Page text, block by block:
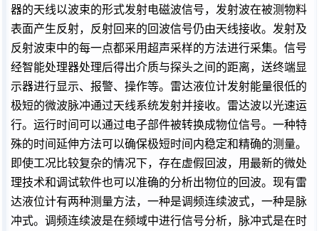
器的天线以波束的形式发射电磁波信号，发射波在被测物料
表面产生反射，反射回来的回波信号仍由天线接收。发射及
反射波束中的每一点都采用超声采样的方法进行采集。信号
经智能处理器处理后得出介质与探头之间的距离，送终端显
示器进行显示、报警、操作等。雷达液位计发射能量很低的
极短的微波脉冲通过天线系统发射并接收。雷达波以光速运
行。运行时间可以通过电子部件被转换成物位信号。一种特
殊的时间延伸方法可以确保极短时间内稳定和精确的测量。
即使工况比较复杂的情况下，存在虚假回波，用最新的微处
理技术和调试软件也可以准确的分析出物位的回波。现有雷
达液位计有两种测量方法，一种是调频连续波式，一种是脉
冲式。调频连续波是在频域中进行信号分析，脉冲式是在时